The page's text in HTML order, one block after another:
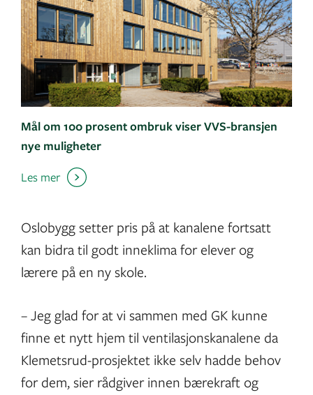
Mål om 100 prosent ombruk viser VVS-bransjen
nye muligheter
Les mer
Oslobygg setter pris på at kanalene fortsatt
kan bidra til godt inneklima for elever og
lærere på en ny skole.
– Jeg glad for at vi sammen med GK kunne
finne et nytt hjem til ventilasjonskanalene da
Klemetsrud-prosjektet ikke selv hadde behov
for dem, sier rådgiver innen bærekraft og